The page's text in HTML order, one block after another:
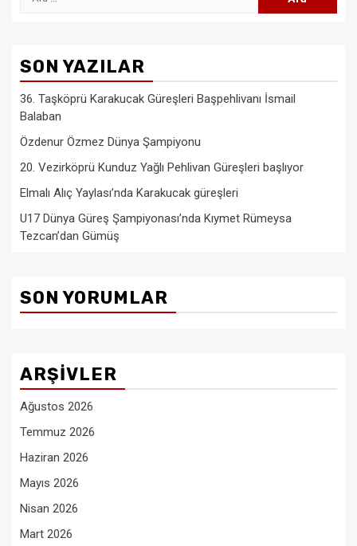
SON YAZILAR
36. Taşköprü Karakucak Güreşleri Başpehlivanı İsmail
Balaban
Özdenur Özmez Dünya Şampiyonu
20. Vezirköprü Kunduz Yağlı Pehlivan Güreşleri başlıyor
Elmalı Alıç Yaylası’nda Karakucak güreşleri
U17 Dünya Güreş Şampiyonası’nda Kıymet Rümeysa
Tezcan’dan Gümüş
SON YORUMLAR
ARŞIVLER
Ağustos 2026
Temmuz 2026
Haziran 2026
Mayıs 2026
Nisan 2026
Mart 2026